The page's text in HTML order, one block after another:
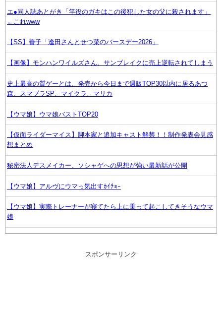
エ●同人誌あとがき「竿役のガキはこの後犯した女の父に殺されます」
←これwww
【SS】善子「逢田さんとせつ菜のバースデー2026」
【画像】モンハンワイルズさん、サンブレイクに売上逆転されてしまう
史上最高の質ゲーとは、発売から今日まで週販TOP30以内に居るあつ
森、スマブラSP、マイクラ、マリカ
【ウマ娘】ウマ娘バストTOP20
【仮面ライダーマイス】脚本家と追加キャスト解禁！！制作発表会見感
想まとめ
秘密法人デスメイカー、ソシャゲへの思想が強い最新話が公開
【ウマ娘】アルヴにウマっ気出すｶｲﾁｮｰ
【ウマ娘】実際トレーナーが寝てたら上に乗って起こしてきそうなウマ
娘
スマホに叡智な画像保存しているヤツ【ラブライブ！】
スポンサーリンク